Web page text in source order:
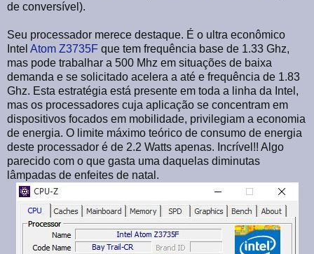
de conversível).
Seu processador merece destaque. É o ultra econômico
Intel Atom Z3735F que tem frequência base de 1.33 Ghz,
mas pode trabalhar a 500 Mhz em situações de baixa
demanda e se solicitado acelera a até e frequência de 1.83
Ghz. Esta estratégia está presente em toda a linha da Intel,
mas os processadores cuja aplicação se concentram em
dispositivos focados em mobilidade, privilegiam a economia
de energia. O limite máximo teórico de consumo de energia
deste processador é de 2.2 Watts apenas. Incrível!! Algo
parecido com o que gasta uma daquelas diminutas
lâmpadas de enfeites de natal.